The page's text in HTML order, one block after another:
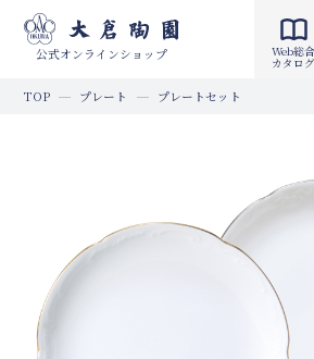
公式オンラインショップ Web総合
カタログ
TOP プレート プレートセット